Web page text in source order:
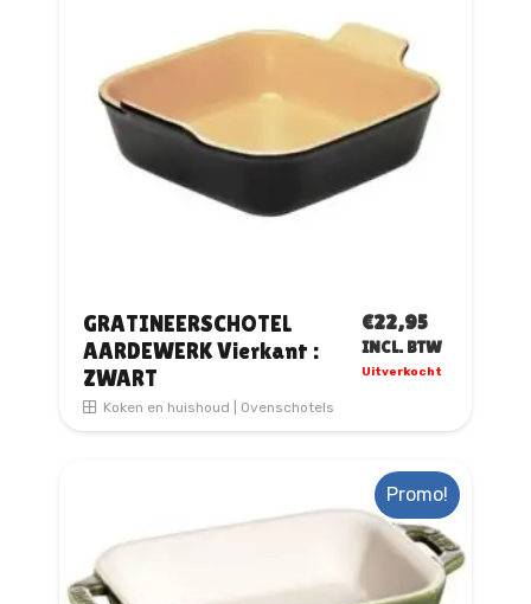
kan
gekozen
worden
op
productpagina
GRATINEERSCHOTEL
AARDEWERK Vierkant :
ZWART
Koken en huishoud Ovenschotels
€22,95
INCL. BTW
Uitverkocht
Promo!